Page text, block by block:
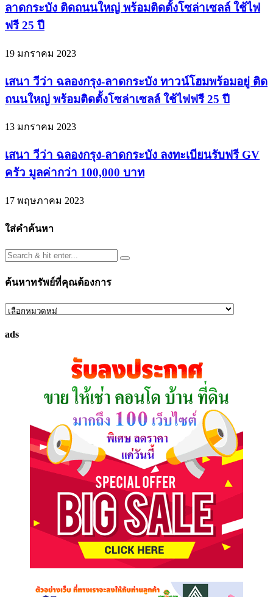
ลาดกระบัง ติดถนนใหญ่ พร้อมติดตั้งโซล่าเซลล์ ใช้ไฟ
ฟรี 25 ปี
19 มกราคม 2023
เสนา วีว่า ฉลองกรุง-ลาดกระบัง ทาวน์โฮมพร้อมอยู่ ติด
ถนนใหญ่ พร้อมติดตั้งโซล่าเซลล์ ใช้ไฟฟรี 25 ปี
13 มกราคม 2023
เสนา วีว่า ฉลองกรุง-ลาดกระบัง ลงทะเบียนรับฟรี GV
ครัว มูลค่ากว่า 100,000 บาท
17 พฤษภาคม 2023
ใส่คำค้นหา
ค้นหาทรัพย์ที่คุณต้องการ
ค้นหา
ที่
ads